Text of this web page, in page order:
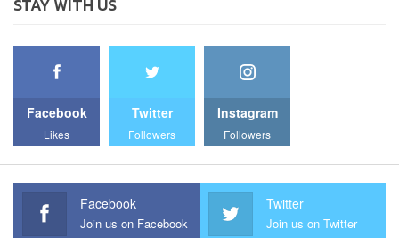
STAY WITH US
Facebook
Likes
Twitter
Followers
Instagram
Followers
Facebook
Join us on Facebook
Twitter
Join us on Twitter